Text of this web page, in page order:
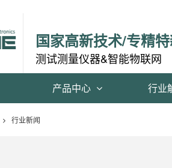
国家高新技术/专精
测试测量仪器&智能物联网
产品中心 行业
行业新闻